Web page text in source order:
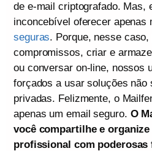
de e-mail criptografado. Mas,
inconcebível oferecer apenas
seguras. Porque, nesse
compromissos, criar e
ou conversar on-line, nossos
forçados a usar soluções não
privadas. Felizmente, o
apenas um email seguro. O
você compartilhe e
profissional com poderosas